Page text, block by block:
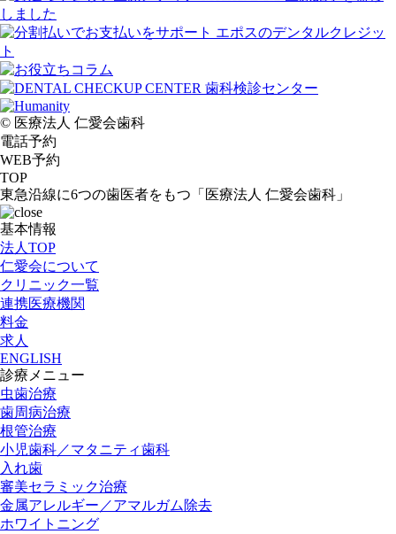
© 医療法人 仁愛会歯科
電話予約
WEB予約
TOP
東急沿線に6つの歯医者をもつ「医療法人 仁愛会歯科」
基本情報
法人TOP
仁愛会について
クリニック一覧
連携医療機関
料金
求人
ENGLISH
診療メニュー
虫歯治療
歯周病治療
根管治療
小児歯科／マタニティ歯科
入れ歯
審美セラミック治療
金属アレルギー／アマルガム除去
ホワイトニング